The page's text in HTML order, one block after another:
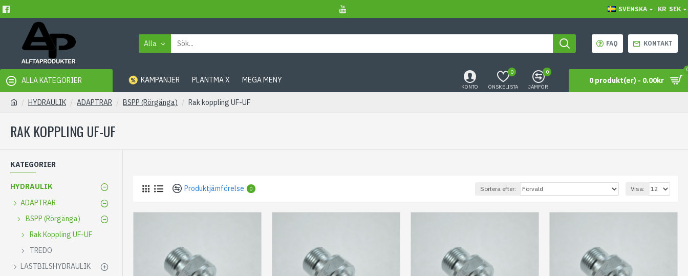
SVENSKA KR SEK
Alla FAQ KONTAKT
ALLA KATEGORIER KAMPANJER PLANTMA X MEGA MENY
KONTO ÖNSKELISTA
0
JÄMFÖR
0
0 produkt(er) - 0.00kr
HYDRAULIK ADAPTRAR BSPP (Rörgänga) Rak koppling UF-UF
RAK KOPPLING UF-UF
KATEGORIER
HYDRAULIK
ADAPTRAR
BSPP (Rörgänga)
Rak Koppling UF-UF
TREDO
LASTBILSHYDRAULIK
Produktjämförelse 0 Sortera efter: Visa: